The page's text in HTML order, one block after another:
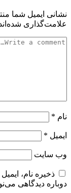
نشانی ایمیل شما
علامت‌گذاری
نام *
ایمیل *
وب‌ سایت
ذخیره نام،
دوباره دیدگاهی